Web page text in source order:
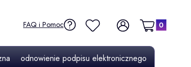
FAQ i Pomoc Ulubione Zaloguj się
Produkty w
Koszyk
odnowienie podpisu elektronicznego